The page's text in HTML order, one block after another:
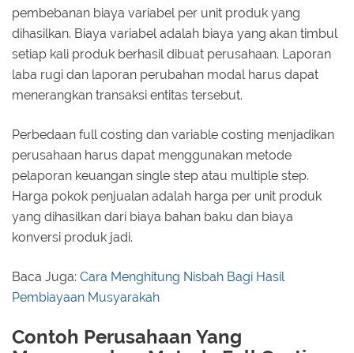
pembebanan biaya variabel per unit produk yang
dihasilkan. Biaya variabel adalah biaya yang akan timbul
setiap kali produk berhasil dibuat perusahaan. Laporan
laba rugi dan laporan perubahan modal harus dapat
menerangkan transaksi entitas tersebut.
Perbedaan full costing dan variable costing menjadikan
perusahaan harus dapat menggunakan metode
pelaporan keuangan single step atau multiple step.
Harga pokok penjualan adalah harga per unit produk
yang dihasilkan dari biaya bahan baku dan biaya
konversi produk jadi.
Baca Juga: Cara Menghitung Nisbah Bagi Hasil
Pembiayaan Musyarakah
Contoh Perusahaan Yang